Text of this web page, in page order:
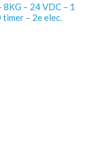
– 24 VDC – 1
– 2e elec.